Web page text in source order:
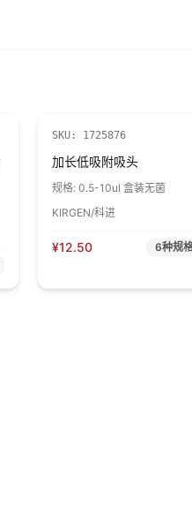
SKU: 1725876
加长低吸附吸头
规格: 0.5-10ul 盒装无菌
KIRGEN/科进
¥12.50 6种规